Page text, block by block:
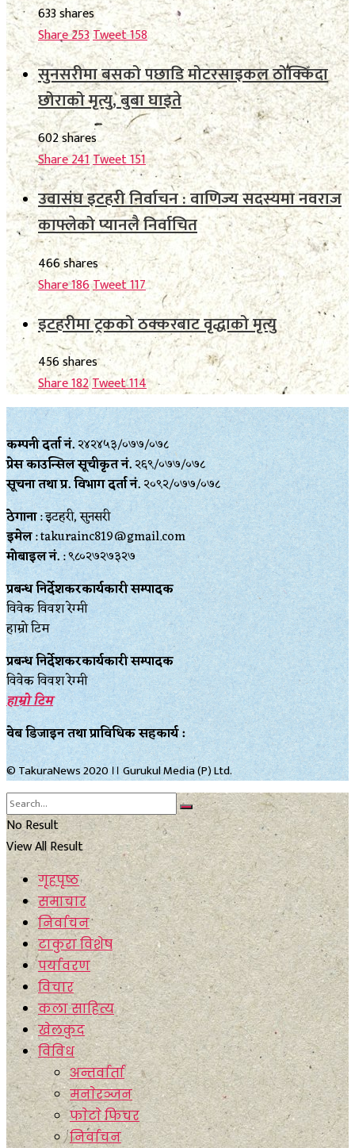
633 shares
Share253Tweet158
सुनसरीमा बसको पछाडि मोटरसाइकल ठोक्किँदा
छोराको मृत्यु, बुबा घाइते
602 shares
Share241Tweet151
उवासंघ इटहरी निर्वाचन : वाणिज्य सदस्यमा नवराज
काफ्लेको प्यानलै निर्वाचित
466 shares
Share186Tweet117
इटहरीमा ट्रकको ठक्करबाट वृद्धाको मृत्यु
456 shares
Share182Tweet114
कम्पनी दर्ता नं.२४२४५३/०७७/०७८
प्रेस काउन्सिल सूचीकृत नं.२६९/०७७/०७८
सूचना तथा प्र‍. विभाग दर्ता नं.२०९२/०७७/०७८
ठेगाना: इटहरी, सुनसरी
इमेल: takurainc819@gmail.com
मोबाइल नं.: ९८०२७२७३२७
प्रबन्ध निर्देशकरकार्यकारी सम्पादक
विवेक विवश रेग्मी
हाम्रो टिम
प्रबन्ध निर्देशकरकार्यकारी सम्पादक
विवेक विवश रेग्मी
हाम्रो टिम
वेब डिजाइन तथा प्राविधिक सहकार्य :
© TakuraNews 2020 ।। Gurukul Media (P) Ltd.
No Result
View All Result
गृहपृष्ठ
समाचार
निर्वाचन
टाकुरा विशेष
पर्यावरण
विचार
कला साहित्य
खेलकुद
विविध
अन्तर्वार्ता
मनाेरञ्जन
फाेटाे फिचर
निर्वाचन